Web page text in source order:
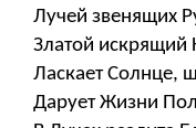
Лучей звенящих
Златой искрящий
Ласкает Солнце,
Дарует Жизни